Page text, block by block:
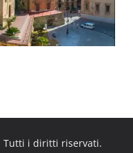
Tutti i diritti riservati.